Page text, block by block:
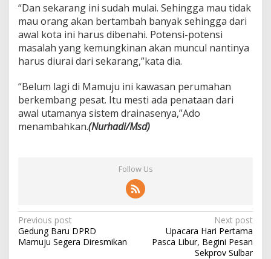
“Dan sekarang ini sudah mulai. Sehingga mau tidak
mau orang akan bertambah banyak sehingga dari
awal kota ini harus dibenahi. Potensi-potensi
masalah yang kemungkinan akan muncul nantinya
harus diurai dari sekarang,”kata dia.
“Belum lagi di Mamuju ini kawasan perumahan
berkembang pesat. Itu mesti ada penataan dari
awal utamanya sistem drainasenya,”Ado
menambahkan.(Nurhadi/Msd)
Follow Us
P
o
Previous post
Gedung Baru DPRD
Mamuju Segera Diresmikan
Next post
Upacara Hari Pertama
Pasca Libur, Begini Pesan
Sekprov Sulbar